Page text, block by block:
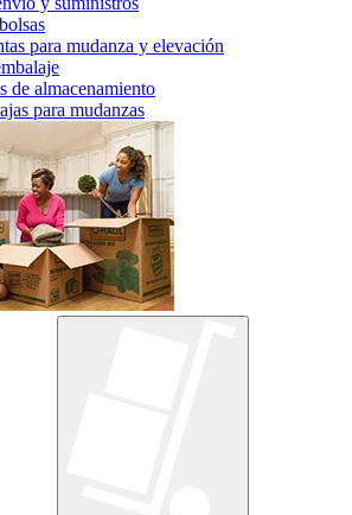
para mudanza y elevación
de almacenamiento
para mudanzas